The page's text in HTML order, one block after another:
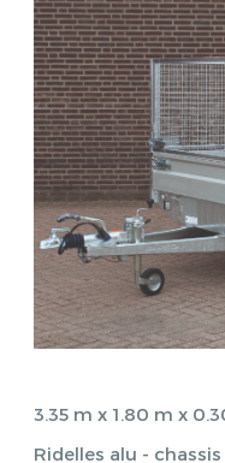
3.35 m x 1.80 m x
Ridelles alu -